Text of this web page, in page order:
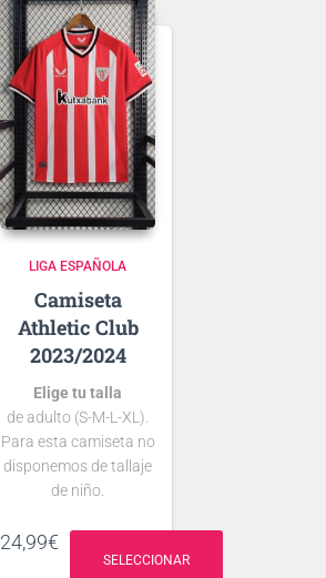
de algún jugador, lo
que escribas será lo
que grabemos en tu
camiseta.
Ten en cuenta que si
aún no se ha
presentado la nueva
de …
LIGA ESPAÑOLA
Athletic Club
2023/2024
Elige tu talla
de adulto (S-M-L-XL).
Para esta camiseta no
disponemos de tallaje
de niño.
consulta nuestra
24,99€
SELECCIONAR